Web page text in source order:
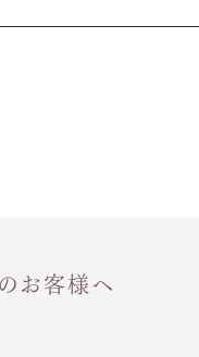
お客様へ